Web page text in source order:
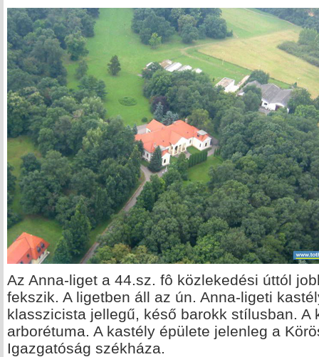
Az Anna-liget a 44.sz. fô közlekedési úttól
fekszik. A ligetben áll az ún. Anna-ligeti
klasszicista jellegű, késő barokk stílusban. A
arborétuma. A kastély épülete jelenleg a
Igazgatóság székháza.